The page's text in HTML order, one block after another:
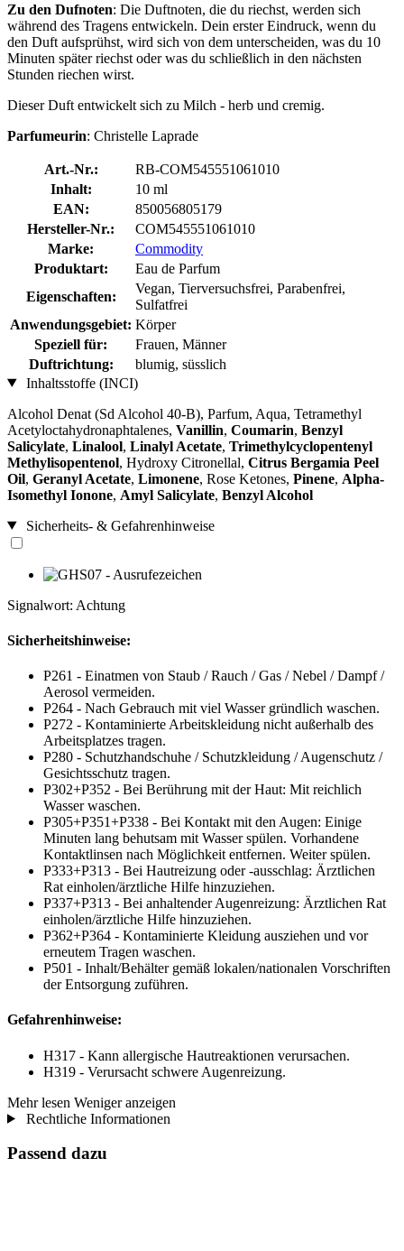
Zu den Dufnoten: Die Duftnoten, die du riechst, werden sich
während des Tragens entwickeln. Dein erster Eindruck, wenn du
den Duft aufsprühst, wird sich von dem unterscheiden, was du 10
Minuten später riechst oder was du schließlich in den nächsten
Stunden riechen wirst.
Dieser Duft entwickelt sich zu Milch - herb und cremig.
Parfumeurin: Christelle Laprade
Art.-Nr.:
RB-COM545551061010
Inhalt:
10 ml
EAN:
850056805179
Hersteller-Nr.:
COM545551061010
Marke:
Commodity
Produktart:
Eau de Parfum
Eigenschaften:
Vegan, Tierversuchsfrei, Parabenfrei,
Sulfatfrei
Anwendungsgebiet: Körper
Speziell für:
Frauen, Männer
Duftrichtung:
blumig, süsslich
Inhaltsstoffe (INCI)
Alcohol Denat (Sd Alcohol 40-B), Parfum, Aqua, Tetramethyl
Acetyloctahydronaphtalenes, Vanillin, Coumarin, Benzyl
Salicylate, Linalool, Linalyl Acetate, Trimethylcyclopentenyl
Methylisopentenol, Hydroxy Citronellal, Citrus Bergamia Peel
Oil, Geranyl Acetate, Limonene, Rose Ketones, Pinene, Alpha-
Isomethyl Ionone, Amyl Salicylate, Benzyl Alcohol
Sicherheits- & Gefahrenhinweise
Signalwort: Achtung
Sicherheitshinweise:
P261 - Einatmen von Staub / Rauch / Gas / Nebel / Dampf /
Aerosol vermeiden.
P264 - Nach Gebrauch mit viel Wasser gründlich waschen.
P272 - Kontaminierte Arbeitskleidung nicht außerhalb des
Arbeitsplatzes tragen.
P280 - Schutzhandschuhe / Schutzkleidung / Augenschutz /
Gesichtsschutz tragen.
P302+P352 - Bei Berührung mit der Haut: Mit reichlich
Wasser waschen.
P305+P351+P338 - Bei Kontakt mit den Augen: Einige
Minuten lang behutsam mit Wasser spülen. Vorhandene
Kontaktlinsen nach Möglichkeit entfernen. Weiter spülen.
P333+P313 - Bei Hautreizung oder -ausschlag: Ärztlichen
Rat einholen/ärztliche Hilfe hinzuziehen.
P337+P313 - Bei anhaltender Augenreizung: Ärztlichen Rat
einholen/ärztliche Hilfe hinzuziehen.
P362+P364 - Kontaminierte Kleidung ausziehen und vor
erneutem Tragen waschen.
P501 - Inhalt/Behälter gemäß lokalen/nationalen Vorschriften
der Entsorgung zuführen.
Gefahrenhinweise:
H317 - Kann allergische Hautreaktionen verursachen.
H319 - Verursacht schwere Augenreizung.
Mehr lesen Weniger anzeigen
Rechtliche Informationen
Passend dazu